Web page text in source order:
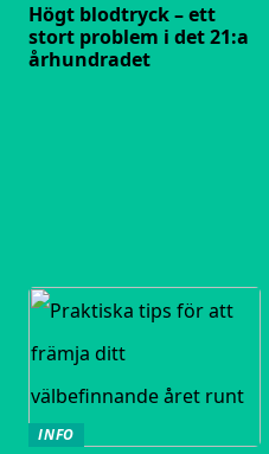
Högt blodtryck – ett
stort problem i det 21:a
århundradet
INFO